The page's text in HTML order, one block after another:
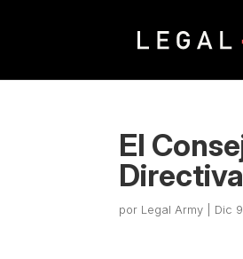
El
por Legal Army Dic